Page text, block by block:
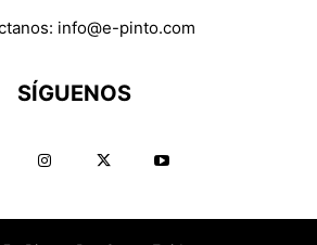
info@e-pinto.com
SÍGUENOS